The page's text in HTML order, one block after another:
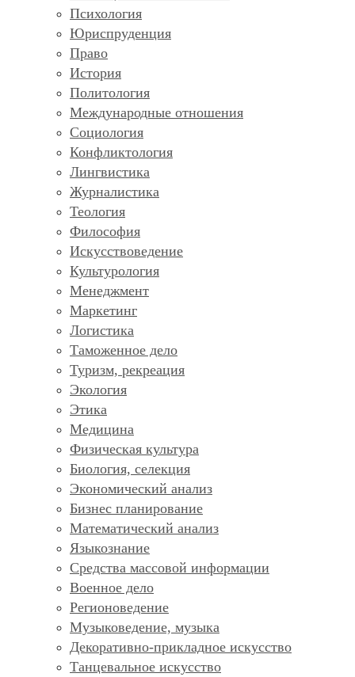
Психология
Юриспруденция
Право
История
Политология
Международные отношения
Социология
Конфликтология
Лингвистика
Журналистика
Теология
Философия
Искусствоведение
Культурология
Менеджмент
Маркетинг
Логистика
Таможенное дело
Туризм, рекреация
Экология
Этика
Медицина
Физическая культура
Биология, селекция
Экономический анализ
Бизнес планирование
Математический анализ
Языкознание
Средства массовой информации
Военное дело
Регионоведение
Музыковедение, музыка
Декоративно-прикладное искусство
Танцевальное искусство